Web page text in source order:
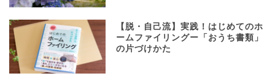
【脱・自己流】実践！はじめてのホ
ームファイリングー「おうち書類」
の片づけかた